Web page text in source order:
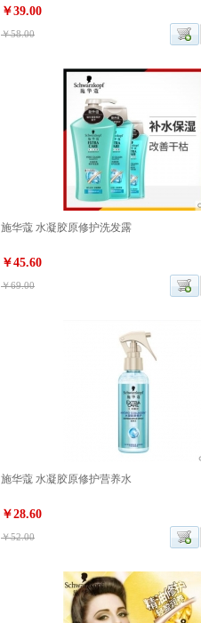
￥39.00
￥58.00
施华蔻 水凝胶原修护洗发露
￥45.60
￥69.00
施华蔻 水凝胶原修护营养水
￥28.60
￥52.00